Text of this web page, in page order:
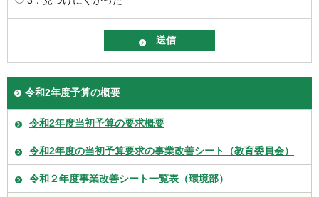
令和2年度予算の概要
令和2年度当初予算の要求概要
令和2年度の当初予算要求の事業改善シート（教育委員会）
令和２年度事業改善シート一覧表（環境部）